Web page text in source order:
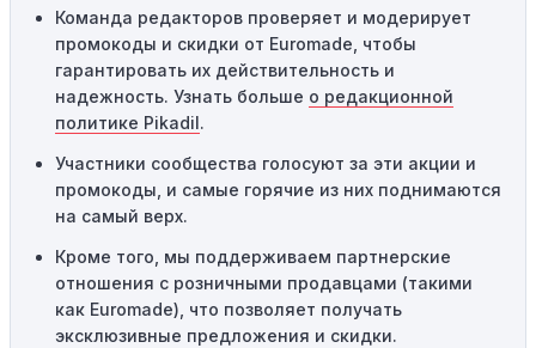
предназначены только для однократного
использования. Если код уже был использован кем-то
другим, он не будет действовать повторно.
Технические сбои:
привести к неработоспособности кодов промокодов. В
таких случаях следует обратиться за помощью в
службу поддержки.
Команда редакторов проверяет и модерирует
промокоды и скидки от Euromade, чтобы
гарантировать их действительность и
надежность. Узнать больше о редакционной
политике Pikadil.
Участники сообщества голосуют за эти акции и
промокоды, и самые горячие из них поднимаются
на самый верх.
Кроме того, мы поддерживаем партнерские
отношения с розничными продавцами (такими
как Euromade), что позволяет получать
эксклюзивные предложения и скидки.